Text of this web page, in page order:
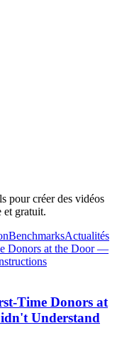
pour créer des vidéos
gratuit.
BenchmarksActualités
Time Donors at
Understand